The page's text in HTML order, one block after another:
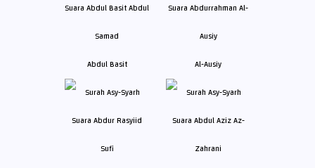
Abdul Basit Al-Ausiy